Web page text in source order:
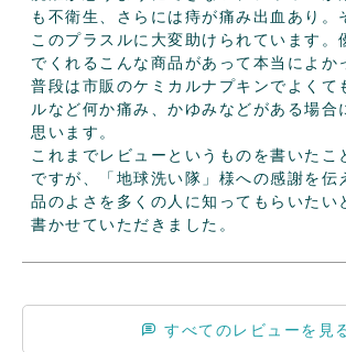
も不衛生、さらには痔が痛み出血あり。
このプラスルに大変助けられています。
でくれるこんな商品があって本当によか
普段は市販のケミカルナプキンでよくて
ルなど何か痛み、かゆみなどがある場合
思います。
これまでレビューというものを書いたこ
ですが、「地球洗い隊」様への感謝を伝
品のよさを多くの人に知ってもらいたい
書かせていただきました。
すべてのレビューを見